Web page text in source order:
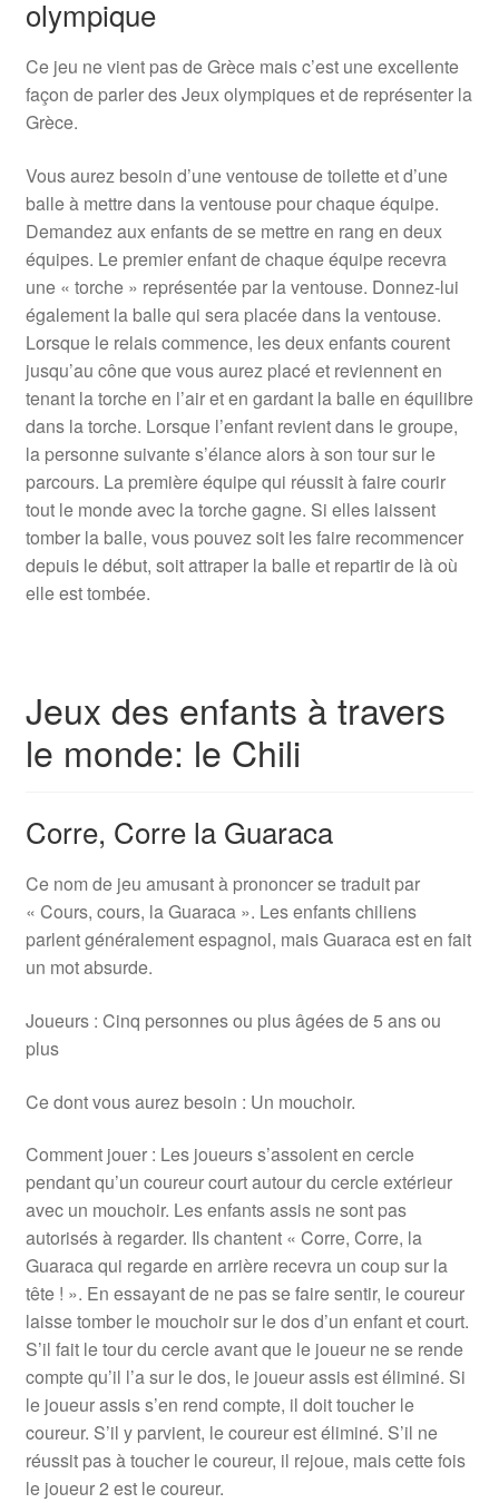
olympique
Ce jeu ne vient pas de Grèce mais c’est une excellente
façon de parler des Jeux olympiques et de représenter la
Grèce.
Vous aurez besoin d’une ventouse de toilette et d’une
balle à mettre dans la ventouse pour chaque équipe.
Demandez aux enfants de se mettre en rang en deux
équipes. Le premier enfant de chaque équipe recevra
une « torche » représentée par la ventouse. Donnez-lui
également la balle qui sera placée dans la ventouse.
Lorsque le relais commence, les deux enfants courent
jusqu’au cône que vous aurez placé et reviennent en
tenant la torche en l’air et en gardant la balle en équilibre
dans la torche. Lorsque l’enfant revient dans le groupe,
la personne suivante s’élance alors à son tour sur le
parcours. La première équipe qui réussit à faire courir
tout le monde avec la torche gagne. Si elles laissent
tomber la balle, vous pouvez soit les faire recommencer
depuis le début, soit attraper la balle et repartir de là où
elle est tombée.
Jeux des enfants à travers
le monde: le Chili
Corre, Corre la Guaraca
Ce nom de jeu amusant à prononcer se traduit par
« Cours, cours, la Guaraca ». Les enfants chiliens
parlent généralement espagnol, mais Guaraca est en fait
un mot absurde.
Joueurs : Cinq personnes ou plus âgées de 5 ans ou
plus
Ce dont vous aurez besoin : Un mouchoir.
Comment jouer : Les joueurs s’assoient en cercle
pendant qu’un coureur court autour du cercle extérieur
avec un mouchoir. Les enfants assis ne sont pas
autorisés à regarder. Ils chantent « Corre, Corre, la
Guaraca qui regarde en arrière recevra un coup sur la
tête ! ». En essayant de ne pas se faire sentir, le coureur
laisse tomber le mouchoir sur le dos d’un enfant et court.
S’il fait le tour du cercle avant que le joueur ne se rende
compte qu’il l’a sur le dos, le joueur assis est éliminé. Si
le joueur assis s’en rend compte, il doit toucher le
coureur. S’il y parvient, le coureur est éliminé. S’il ne
réussit pas à toucher le coureur, il rejoue, mais cette fois
le joueur 2 est le coureur.